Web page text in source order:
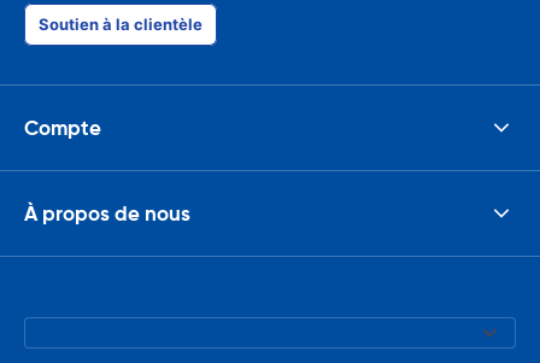
Soutien à la clientèle
Compte
À propos de nous